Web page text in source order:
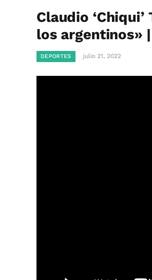
Claudio
los argentinos»
DEPORTES julio 21, 2022